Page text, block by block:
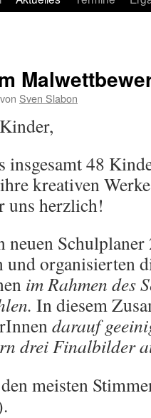
von Sven Slabon
insgesamt 48
kreativen
uns herzlich!
und organisierten
im Rahmen des
. In diesem
darauf
drei Finalbilder
meisten